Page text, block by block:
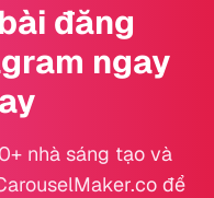
đăng
ngay
nhà sáng tạo và
để